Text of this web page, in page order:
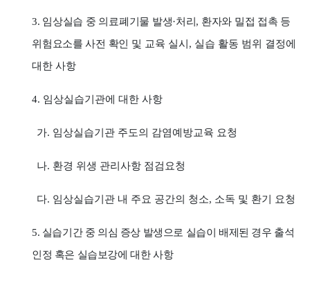
3. 임상실습 중 의료폐기물 발생·처리 , 환자와 밀접 접촉 등
위험요소를 사전 확인
및 교육 실시 , 실습 활동 범위 결정에
대한 사항
4. 임상실습기관에 대한 사항
가. 임상실습기관 주도의 감염예방교육 요청
나. 환경 위생 관리사항 점검요청
다. 임상실습기관 내 주요 공간의 청소, 소독 및 환기 요청
5. 실습기간 중 의심 증상 발생으로 실습이 배제된 경우 출석
인정 혹은 실습보강에 대한 사항